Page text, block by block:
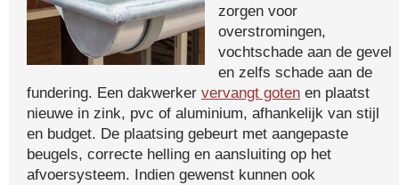
zorgen voor
overstromingen,
vochtschade aan de gevel
en zelfs schade aan de
fundering. Een dakwerker vervangt goten en plaatst
nieuwe in zink, pvc of aluminium, afhankelijk van stijl
en budget. De plaatsing gebeurt met aangepaste
beugels, correcte helling en aansluiting op het
afvoersysteem. Indien gewenst kunnen ook